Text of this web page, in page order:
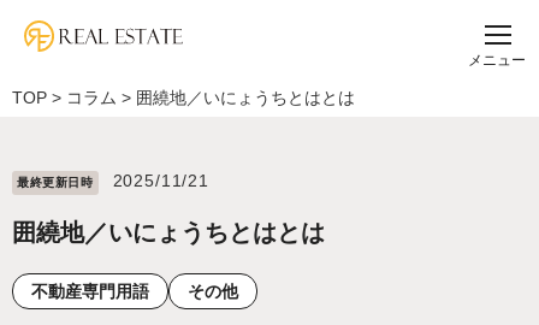
メニュー
TOP > コラム > 囲繞地／いにょうちとはとは
最終更新⽇時 2025/11/21
囲繞地／いにょうちとはとは
不動産専門用語 その他